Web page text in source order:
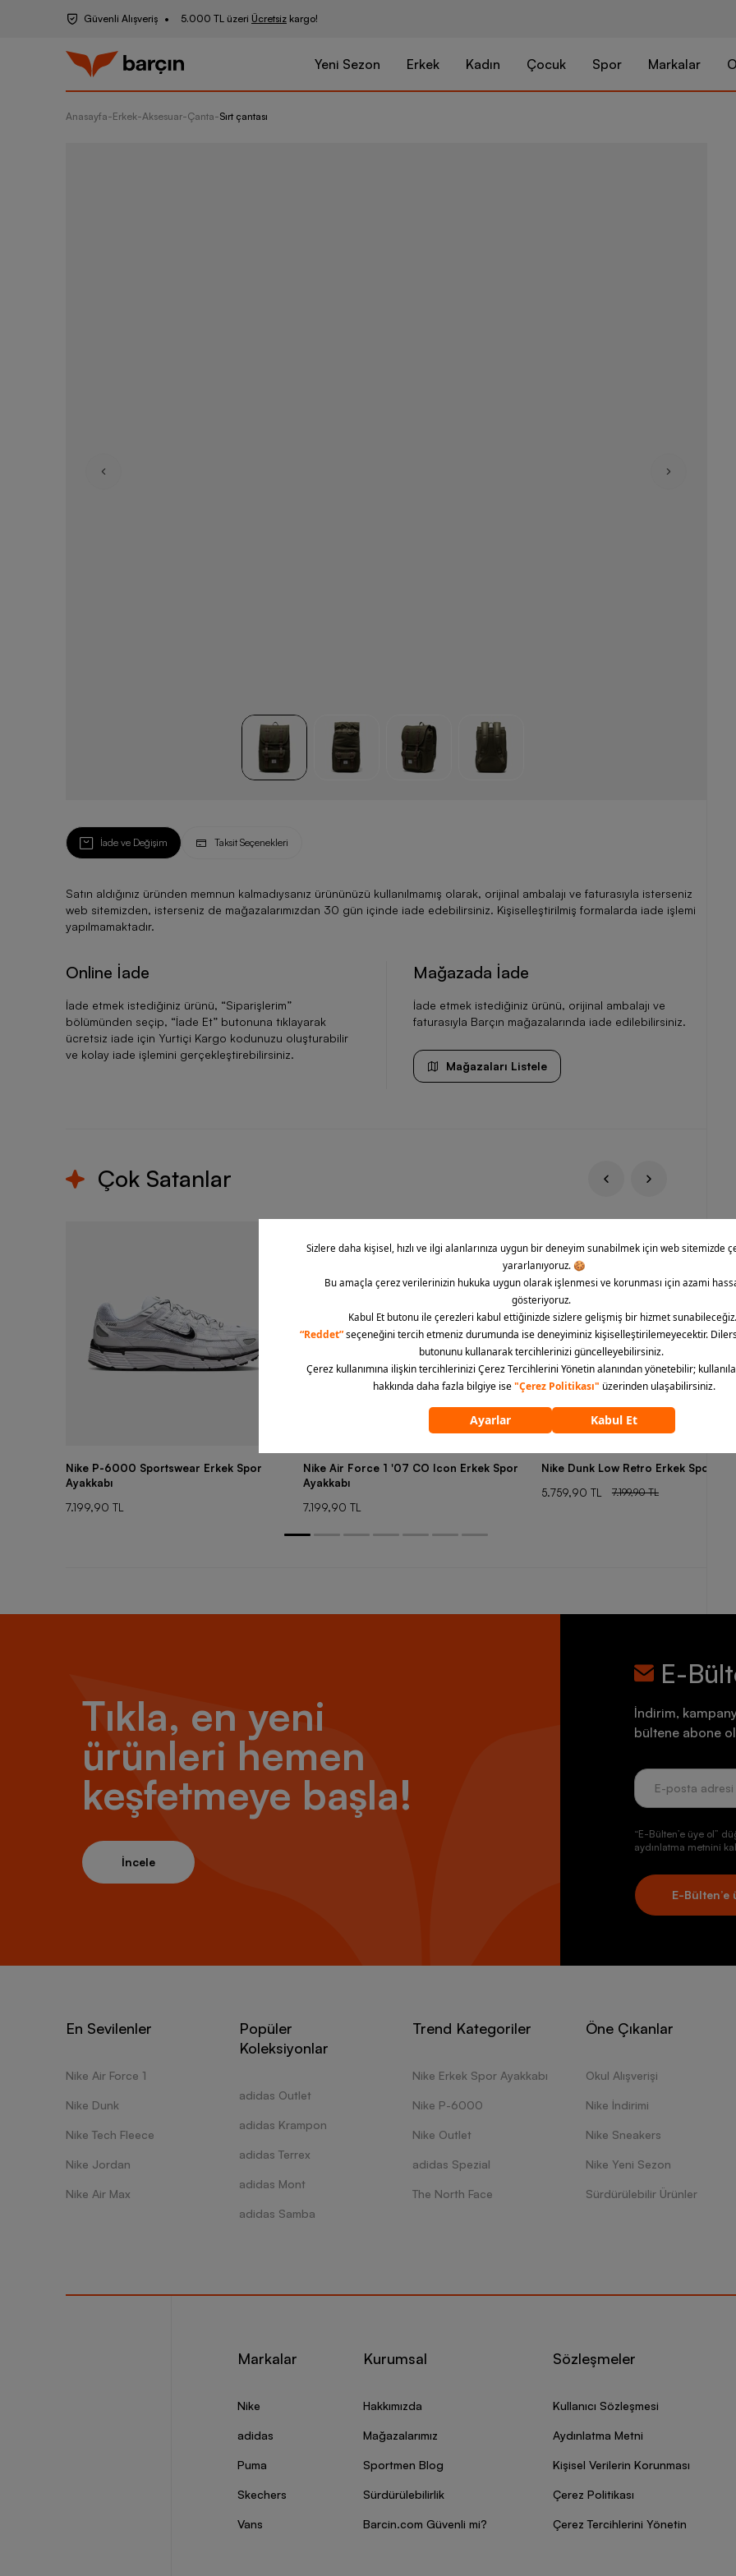
Güvenli Alışveriş 5.000 TL üzeri Ücretsiz kargo!
Yeni Sezon Erkek Kadın Çocuk Spor Markalar
Anasayfa-Erkek-Aksesuar-Çanta-Sırt çantası
Herschel
İade ve Değişim Taksit Seçenekleri
Satın aldığınız üründen memnun kalmadıysanız ürününüzü kullanılmamış olarak, orijinal ambalajı ve faturasıyla isterseniz
web sitemizden, isterseniz de mağazalarımızdan 30 gün içinde iade edebilirsiniz. Kişiselleştirilmiş formalarda iade işlemi
yapılmamaktadır.
Online İade
İade etmek istediğiniz ürünü, “Siparişlerim”
bölümünden seçip, “İade Et” butonuna tıklayarak
ücretsiz iade için Yurtiçi Kargo kodunuzu oluşturabilir
ve kolay iade işlemini gerçekleştirebilirsiniz.
Mağazada İade
İade etmek istediğiniz ürünü, orijinal ambalajı ve
faturasıyla Barçın mağazalarında iade edilebilirsiniz.
Mağazaları Listele
Çok Satanlar
Nike P-6000 Sportswear Erkek Spor
Ayakkabı
7.199,90 TL
Nike Air Force 1 '07 CO Icon Erkek Spor
Ayakkabı
7.199,90 TL
Nike Dunk Low Retro Erkek Spor
5.759,90 TL
7.199,90 TL
Tıkla, en yeni
ürünleri hemen
keşfetmeye başla!
İncele
E-
İndirim,
bültene abone
“E-Bülten’e üye ol”
aydınlatma metnini
E-Bülten’e
En Sevilenler
Nike Air Force 1
Nike Dunk
Nike Tech Fleece
Nike Jordan
Nike Air Max
Popüler
Koleksiyonlar
adidas Outlet
adidas Krampon
adidas Terrex
adidas Mont
adidas Samba
Trend Kategoriler
Nike Erkek Spor Ayakkabı
Nike P-6000
Nike Outlet
adidas Spezial
The North Face
Öne Çıkanlar
Okul Alışverişi
Nike İndirimi
Nike Sneakers
Nike Yeni Sezon
Sürdürülebilir Ürünler
Markalar
Nike
adidas
Puma
Skechers
Vans
Kurumsal
Hakkımızda
Mağazalarımız
Sportmen Blog
Sürdürülebilirlik
Barcin.com Güvenli mi?
Sözleşmeler
Kullanıcı Sözleşmesi
Aydınlatma Metni
Kişisel Verilerin Korunması
Çerez Politikası
Çerez Tercihlerini Yönetin